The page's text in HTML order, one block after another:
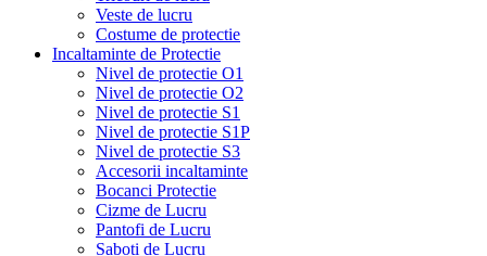
Veste de lucru
Costume de protectie
Incaltaminte de Protectie
Nivel de protectie O1
Nivel de protectie O2
Nivel de protectie S1
Nivel de protectie S1P
Nivel de protectie S3
Accesorii incaltaminte
Bocanci Protectie
Cizme de Lucru
Pantofi de Lucru
Saboti de Lucru